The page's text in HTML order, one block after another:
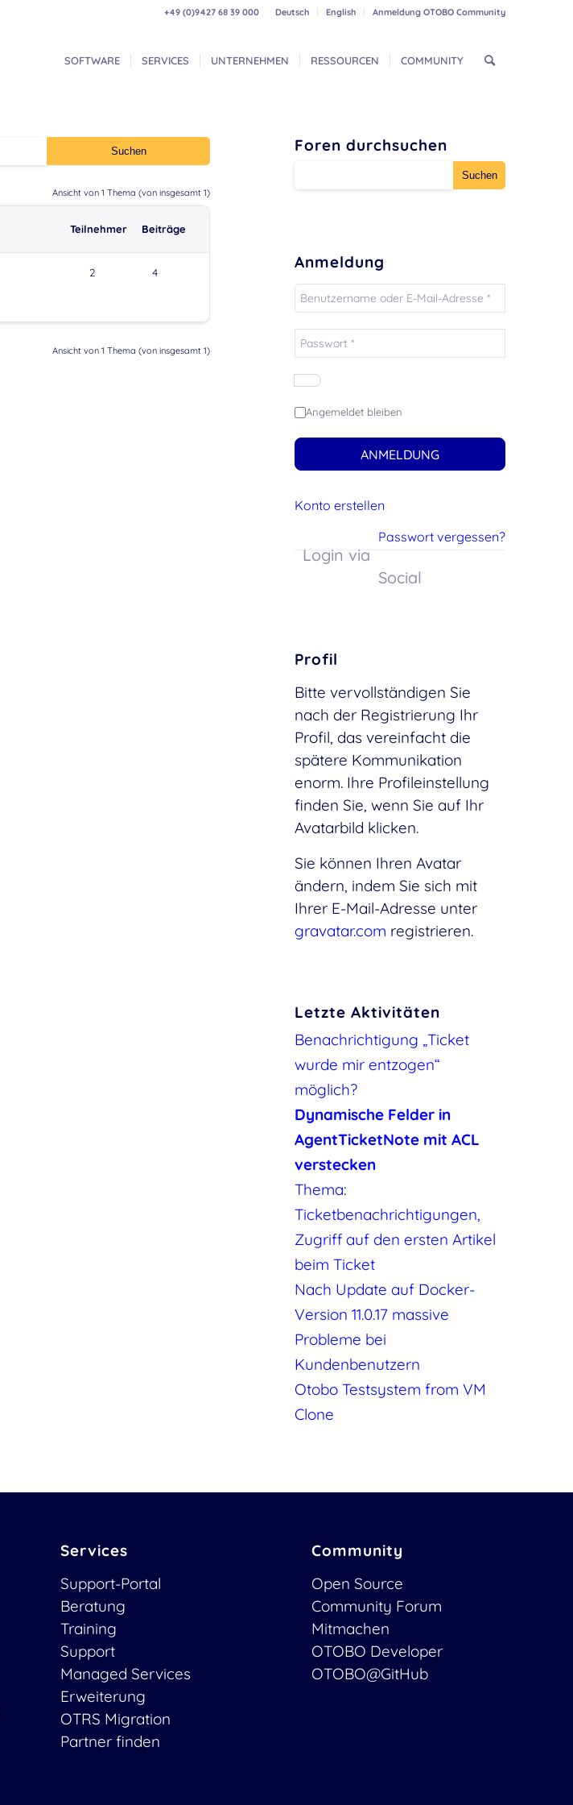
Deutsch English Anmeldung OTOBO Community
+49 (0)9427 68 39 000
SOFTWARE SERVICES UNTERNEHMEN RESSOURCEN COMMUNITY
Ansicht von 1 Thema (von insgesamt 1)
Teilnehmer Beiträge
2 4
Ansicht von 1 Thema (von insgesamt 1)
Foren durchsuchen
Anmeldung
Angemeldet bleiben
ANMELDUNG
Konto erstellen
Passwort vergessen?
Login via
Social
Profil
Bitte vervollständigen Sie
nach der Registrierung Ihr
Profil, das vereinfacht die
spätere Kommunikation
enorm. Ihre Profileinstellung
finden Sie, wenn Sie auf Ihr
Avatarbild klicken.
Sie können Ihren Avatar
ändern, indem Sie sich mit
Ihrer E-Mail-Adresse unter
gravatar.com registrieren.
Letzte Aktivitäten
Benachrichtigung „Ticket
wurde mir entzogen“
möglich?
Dynamische Felder in
AgentTicketNote mit ACL
verstecken
Thema:
Ticketbenachrichtigungen,
Zugriff auf den ersten Artikel
beim Ticket
Nach Update auf Docker-
Version 11.0.17 massive
Probleme bei
Kundenbenutzern
Otobo Testsystem from VM
Clone
Services
Support-Portal
Beratung
Training
Support
Managed Services
Erweiterung
OTRS Migration
Partner finden
Community
Open Source
Community Forum
Mitmachen
OTOBO Developer
OTOBO@GitHub